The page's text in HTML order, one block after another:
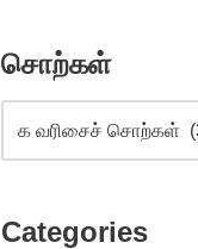
சொற்கள்
Categories